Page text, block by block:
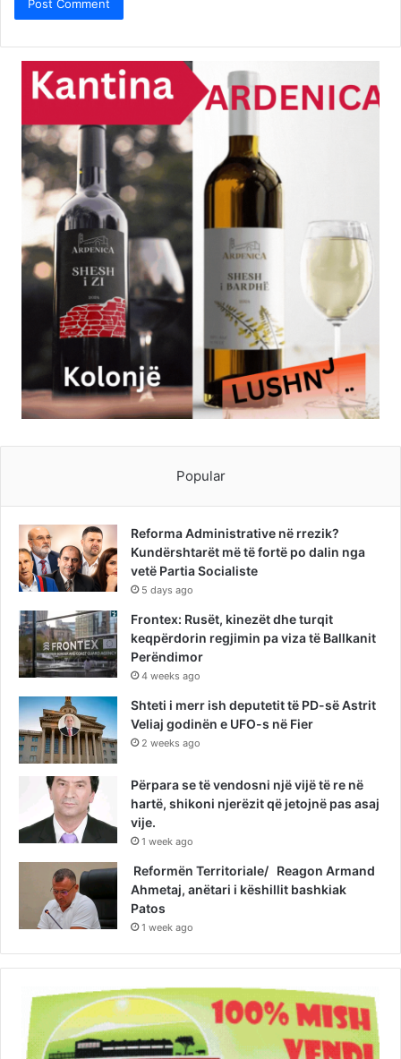
Popular
Reforma Administrative në rrezik?
Kundërshtarët më të fortë po dalin nga
vetë Partia Socialiste
5 days ago
Frontex: Rusët, kinezët dhe turqit
keqpërdorin regjimin pa viza të Ballkanit
Perëndimor
4 weeks ago
Shteti i merr ish deputetit të PD-së Astrit
Veliaj godinën e UFO-s në Fier
2 weeks ago
Përpara se të vendosni një vijë të re në
hartë, shikoni njerëzit që jetojnë pas asaj
vije.
1 week ago
Reformën Territoriale/ Reagon Armand
Ahmetaj, anëtari i këshillit bashkiak
Patos
1 week ago